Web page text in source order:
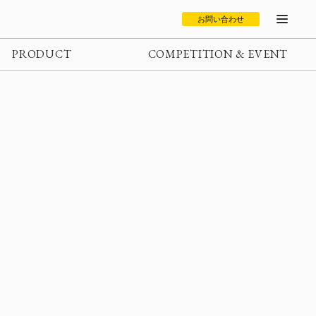
お問い合わせ
PRODUCT COMPETITION & EVENT